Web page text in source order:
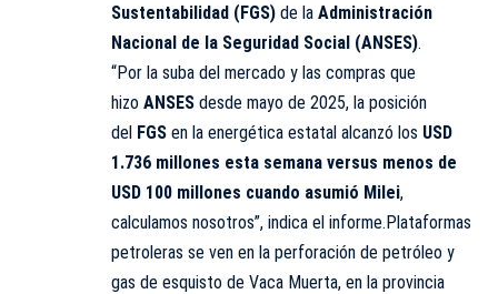
Sustentabilidad (FGS) de la Administración
Nacional de la Seguridad Social (ANSES).
“Por la suba del mercado y las compras que
hizo ANSES desde mayo de 2025, la posición
del FGS en la energética estatal alcanzó los USD
1.736 millones esta semana versus menos de
USD 100 millones cuando asumió Milei,
calculamos nosotros”, indica el informe.Plataformas
petroleras se ven en la perforación de petróleo y
gas de esquisto de Vaca Muerta, en la provincia